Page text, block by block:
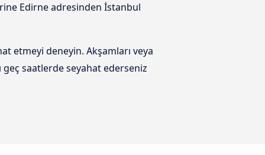
Edirne adresinden İstanbul
etmeyi deneyin. Akşamları veya
saatlerde seyahat ederseniz